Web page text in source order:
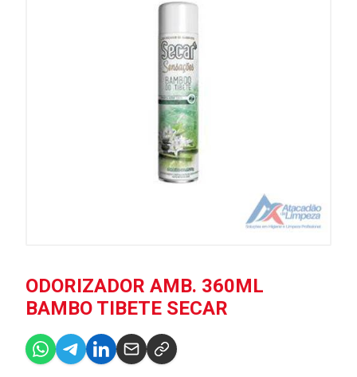
ODORIZADOR AMB. 360ML
BAMBO TIBETE SECAR